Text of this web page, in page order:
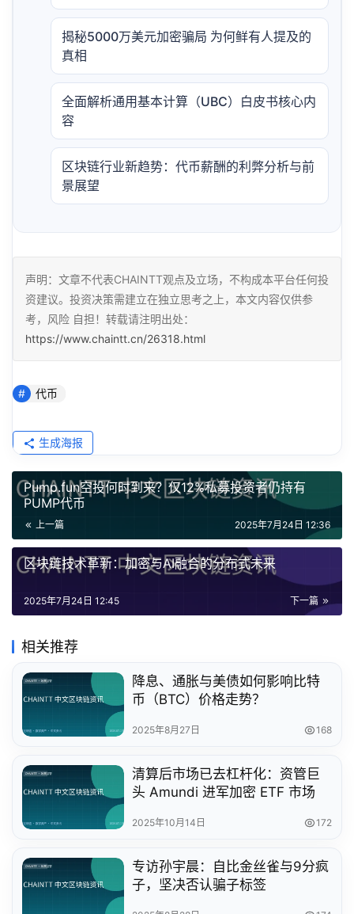
揭秘5000万美元加密骗局 为何鲜有人提及的
真相
全面解析通用基本计算（UBC）白皮书核心内
容
区块链行业新趋势：代币薪酬的利弊分析与前
景展望
声明：文章不代表CHAINTT观点及立场，不构成本平台任何投
资建议。投资决策需建立在独立思考之上，本文内容仅供参
考，风险 自担！转载请注明出处：
https://www.chaintt.cn/26318.html
代币
生成海报
Pump.fun空投何时到来？仅12%私募投资者仍持有
PUMP代币
上一篇 2025年7月24日 12:36
区块链技术革新：加密与AI融合的分布式未来
下一篇
2025年7月24日 12:45
相关推荐
降息、通胀与美债如何影响比特
币（BTC）价格走势？
2025年8月27日 168
清算后市场已去杠杆化：资管巨
头 Amundi 进军加密 ETF 市场
2025年10月14日 172
专访孙宇晨：自比金丝雀与9分疯
子，坚决否认骗子标签